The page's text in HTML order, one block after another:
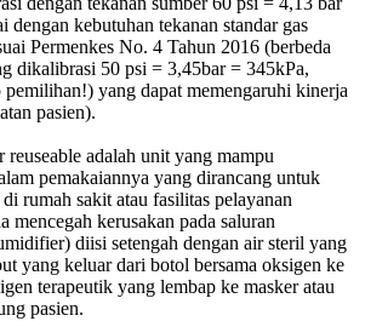
dengan kebutuhan tekanan standar gas
Permenkes No. 4 Tahun 2016 (berbeda
dikalibrasi 50 psi = 3,45bar = 345kPa,
yang dapat memengaruhi kinerja
pasien).
adalah unit yang mampu
pemakaiannya yang dirancang untuk
rumah sakit atau fasilitas pelayanan
mencegah kerusakan pada saluran
diisi setengah dengan air steril yang
yang keluar dari botol bersama oksigen ke
terapeutik yang lembap ke masker atau
pasien.